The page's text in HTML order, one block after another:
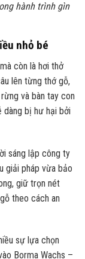
hành trình gìn
nhỏ bé
còn là hơi thở
lên từng thớ gỗ,
và bàn tay con
dàng bị hư hại bởi
sáng lập công ty
giải pháp vừa bảo
giữ trọn nét
theo cách an
sự lựa chọn
Borma Wachs –